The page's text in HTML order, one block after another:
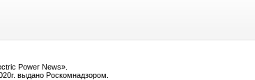
Power News».
выдано Роскомнадзором.